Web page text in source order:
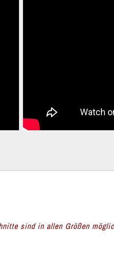
sind in allen Größen